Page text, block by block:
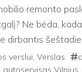
remonto
Ne bėda,
dirbantis
remonto […]
verslui, Verslas
autoservisas Vilnius,